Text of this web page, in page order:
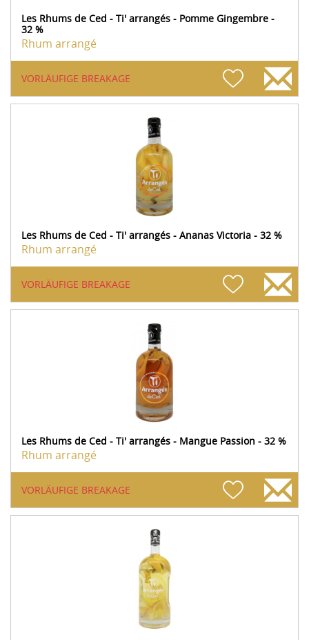
Les Rhums de Ced - Ti' arrangés - Pomme Gingembre -
32 %
Rhum arrangé
VORLÄUFIGE BREAKAGE
Les Rhums de Ced - Ti' arrangés - Ananas Victoria - 32 %
Rhum arrangé
VORLÄUFIGE BREAKAGE
Les Rhums de Ced - Ti' arrangés - Mangue Passion - 32 %
Rhum arrangé
VORLÄUFIGE BREAKAGE